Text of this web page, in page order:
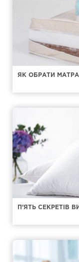
ЯК ОБРАТИ
П'ЯТЬ СЕКРЕТІВ